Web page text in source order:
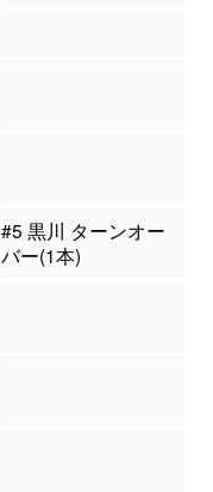
#5 黒川 ターンオー
バー(1本)